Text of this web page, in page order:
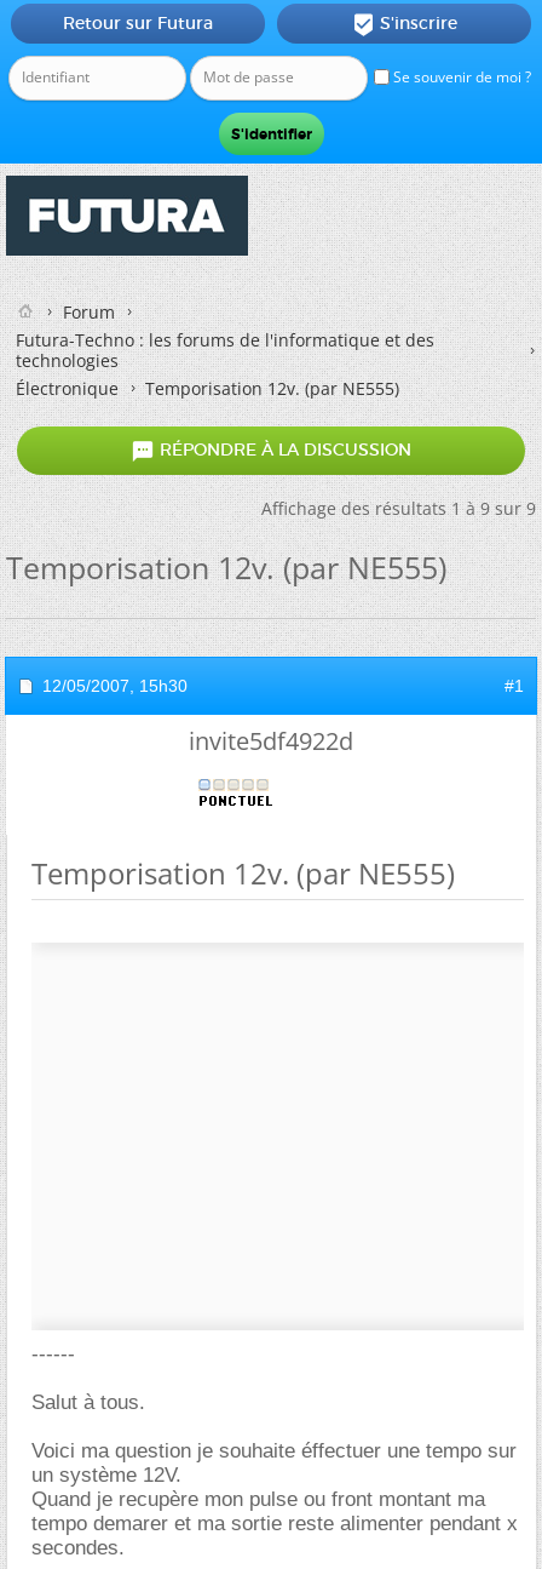
Se souvenir de moi ?
Retour sur Futura  S'inscrire
Forum
Futura-Techno : les forums de l'informatique et des
technologies
Électronique
Temporisation 12v. (par NE555)
 RÉPONDRE À LA DISCUSSION
Affichage des résultats 1 à 9 sur 9
Temporisation 12v. (par NE555)
12/05/2007, 15h30 #1
invite5df4922d
Temporisation 12v. (par NE555)
------
Salut à tous.
Voici ma question je souhaite éffectuer une tempo sur
un système 12V.
Quand je recupère mon pulse ou front montant ma
tempo demarer et ma sortie reste alimenter pendant x
secondes.